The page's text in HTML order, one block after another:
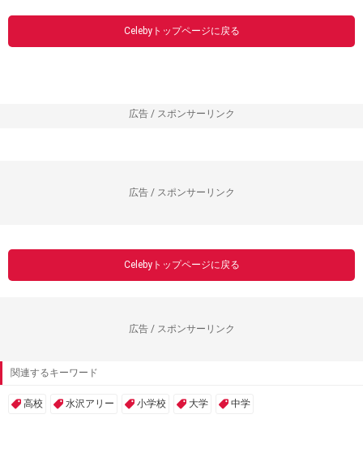
Celebyトップページに戻る
広告 / スポンサーリンク
広告 / スポンサーリンク
Celebyトップページに戻る
広告 / スポンサーリンク
関連するキーワード
高校 水沢アリー 小学校 大学 中学